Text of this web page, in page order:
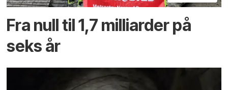
Fra null til 1,7 milliarder på
seks år